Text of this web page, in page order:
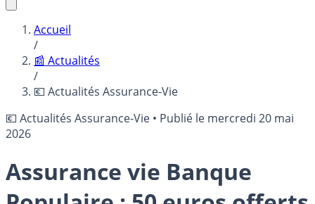
Accueil
/
📰 Actualités
/
💶 Actualités Assurance-Vie
💶 Actualités Assurance-Vie • Publié le mercredi 20 mai
2026
Assurance vie Banque